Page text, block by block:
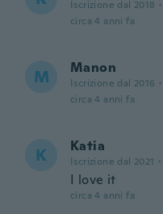
Iscrizione dal 2018 ·
circa 4 anni fa
M Manon
Iscrizione dal 2016 ·
circa 4 anni fa
K Katia
Iscrizione dal 2021 ·
I love it
circa 4 anni fa